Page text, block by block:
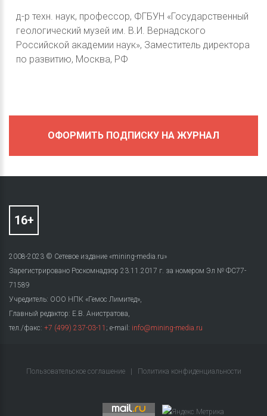
д-р техн. наук, профессор, ФГБУН «Государственный
геологический музей им. В.И. Вернадского
Российской академии наук», Заместитель директора
по развитию, Москва, РФ
ОФОРМИТЬ ПОДПИСКУ НА ЖУРНАЛ
2008-2023 © Сетевое издание «mining-media.ru»
Зарегистрировано Роскомнадзор 23.11.2017 г. за номером Эл № ФС77-
71589
Учредитель: ООО НПК «Гемос Лимитед»,
Главный редактор: Е.В. Анистратова,
тел./факс: +7 (499) 237-03-11 ; e-mail: info@mining-media.ru
Пользовательское соглашение Политика конфиденциальности